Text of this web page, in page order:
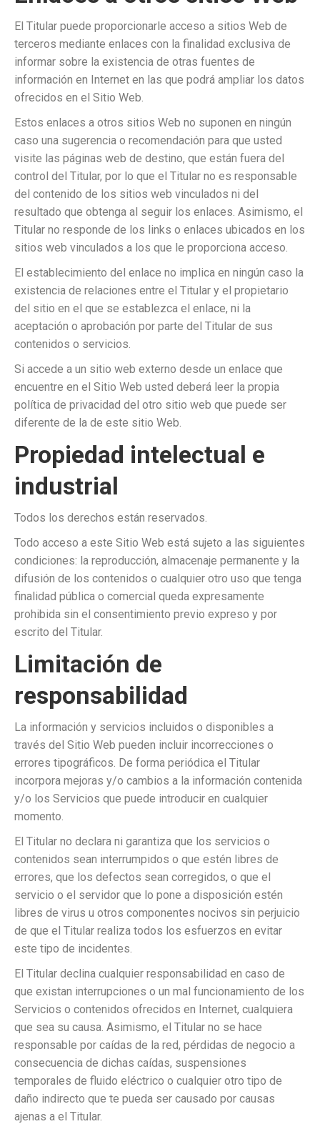
El Titular puede proporcionarle acceso a sitios Web de
terceros mediante enlaces con la finalidad exclusiva de
informar sobre la existencia de otras fuentes de
información en Internet en las que podrá ampliar los datos
ofrecidos en el Sitio Web.
Estos enlaces a otros sitios Web no suponen en ningún
caso una sugerencia o recomendación para que usted
visite las páginas web de destino, que están fuera del
control del Titular, por lo que el Titular no es responsable
del contenido de los sitios web vinculados ni del
resultado que obtenga al seguir los enlaces. Asimismo, el
Titular no responde de los links o enlaces ubicados en los
sitios web vinculados a los que le proporciona acceso.
El establecimiento del enlace no implica en ningún caso la
existencia de relaciones entre el Titular y el propietario
del sitio en el que se establezca el enlace, ni la
aceptación o aprobación por parte del Titular de sus
contenidos o servicios.
Si accede a un sitio web externo desde un enlace que
encuentre en el Sitio Web usted deberá leer la propia
política de privacidad del otro sitio web que puede ser
diferente de la de este sitio Web.
Propiedad intelectual e
industrial
Todos los derechos están reservados.
Todo acceso a este Sitio Web está sujeto a las siguientes
condiciones: la reproducción, almacenaje permanente y la
difusión de los contenidos o cualquier otro uso que tenga
finalidad pública o comercial queda expresamente
prohibida sin el consentimiento previo expreso y por
escrito del Titular.
Limitación de
responsabilidad
La información y servicios incluidos o disponibles a
través del Sitio Web pueden incluir incorrecciones o
errores tipográficos. De forma periódica el Titular
incorpora mejoras y/o cambios a la información contenida
y/o los Servicios que puede introducir en cualquier
momento.
El Titular no declara ni garantiza que los servicios o
contenidos sean interrumpidos o que estén libres de
errores, que los defectos sean corregidos, o que el
servicio o el servidor que lo pone a disposición estén
libres de virus u otros componentes nocivos sin perjuicio
de que el Titular realiza todos los esfuerzos en evitar
este tipo de incidentes.
El Titular declina cualquier responsabilidad en caso de
que existan interrupciones o un mal funcionamiento de los
Servicios o contenidos ofrecidos en Internet, cualquiera
que sea su causa. Asimismo, el Titular no se hace
responsable por caídas de la red, pérdidas de negocio a
consecuencia de dichas caídas, suspensiones
temporales de fluido eléctrico o cualquier otro tipo de
daño indirecto que te pueda ser causado por causas
ajenas a el Titular.